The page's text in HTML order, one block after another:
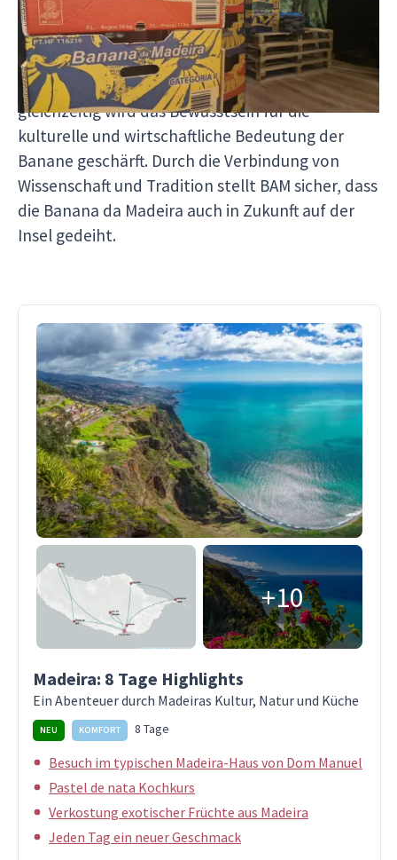
schützen, zu erforschen und zu fördern. Das
Zentrum verbindet Forschung, Erhaltung und
Bildung: Hier werden Anbau, Pflanzengesundheit,
Nachhaltigkeit und Qualität untersucht,
gleichzeitig wird das Bewusstsein für die
kulturelle und wirtschaftliche Bedeutung der
Banane geschärft. Durch die Verbindung von
Wissenschaft und Tradition stellt BAM sicher, dass
die Banana da Madeira auch in Zukunft auf der
Insel gedeiht.
+10
Madeira: 8 Tage Highlights
Ein Abenteuer durch Madeiras Kultur, Natur und Küche
NEU KOMFORT 8 Tage
Besuch im typischen Madeira-Haus von Dom Manuel
Pastel de nata Kochkurs
Verkostung exotischer Früchte aus Madeira
Jeden Tag ein neuer Geschmack